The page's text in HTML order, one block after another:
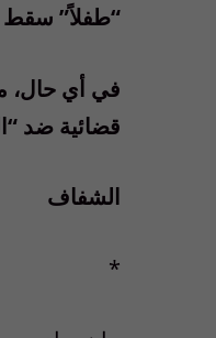
“طفلاً” سقط
في أي حال،
قضائية ضد
الشفاف
*